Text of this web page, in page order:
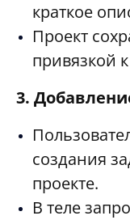
краткое
Проект
привязкой
3.
создания
проекте.
В теле